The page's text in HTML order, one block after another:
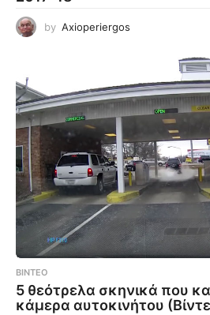
by Axioperiergos
ΒΊΝΤΕΟ
5 θεότρελα σκηνικά που
κάμερα αυτοκινήτου